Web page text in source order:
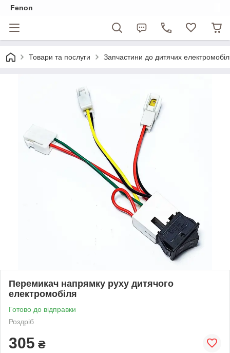
Fenon
Товари та послуги Запчастини до дитячих
Перемикач напрямку руху дитячого
електромобіля
Готово до відправки
Роздріб
305 ₴